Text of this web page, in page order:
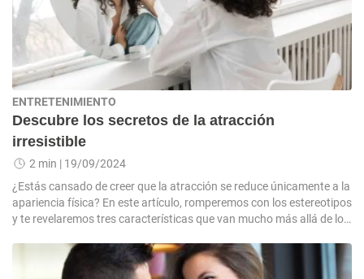
ENTRETENIMIENTO
Descubre los secretos de la atracción
irresistible
2 min | 19/09/2024
¿Estás cansado de creer que la atracción se reduce únicamente a la
apariencia física? En este artículo, romperemos con los estereotipos
y te revelaremos tres características que van mucho más allá de lo